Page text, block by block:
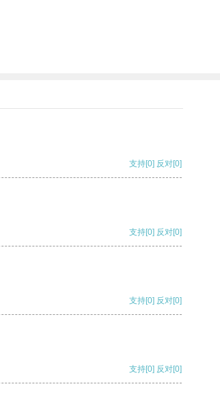
支持[0] 反对[0]
支持[0] 反对[0]
支持[0] 反对[0]
支持[0] 反对[0]